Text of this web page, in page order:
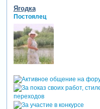
Ягодка
Постоялец